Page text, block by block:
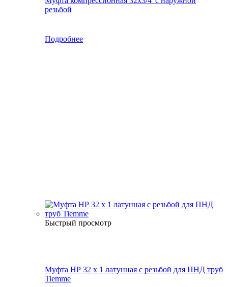
резьбой
Подробнее
Быстрый просмотр
Муфта НР 32 х 1 латунная с резьбой для ПНД труб
Tiemme